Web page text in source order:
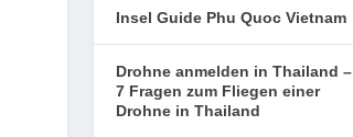
Insel Guide Phu Quoc Vietnam
Drohne anmelden in Thailand –
7 Fragen zum Fliegen einer
Drohne in Thailand